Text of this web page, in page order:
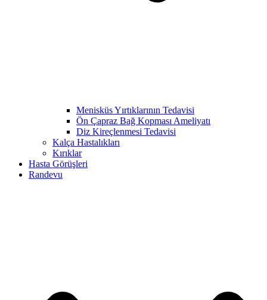
Menisküs Yırtıklarının Tedavisi
Ön Çapraz Bağ Kopması Ameliyatı
Diz Kireçlenmesi Tedavisi
Kalça Hastalıkları
Kırıklar
Hasta Görüşleri
Randevu